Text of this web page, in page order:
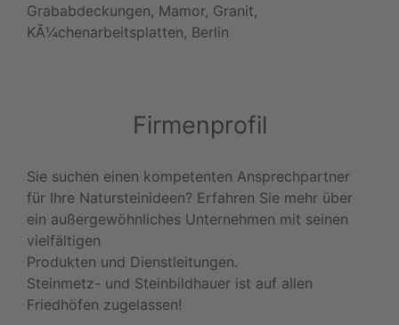
Grababdeckungen, Mamor, Granit,
KÃ¼chenarbeitsplatten, Berlin
Firmenprofil
Sie suchen einen kompetenten Ansprechpartner
für Ihre Natursteinideen? Erfahren Sie mehr über
ein außergewöhnliches Unternehmen mit seinen
vielfältigen
Produkten und Dienstleitungen.
Steinmetz- und Steinbildhauer ist auf allen
Friedhöfen zugelassen!